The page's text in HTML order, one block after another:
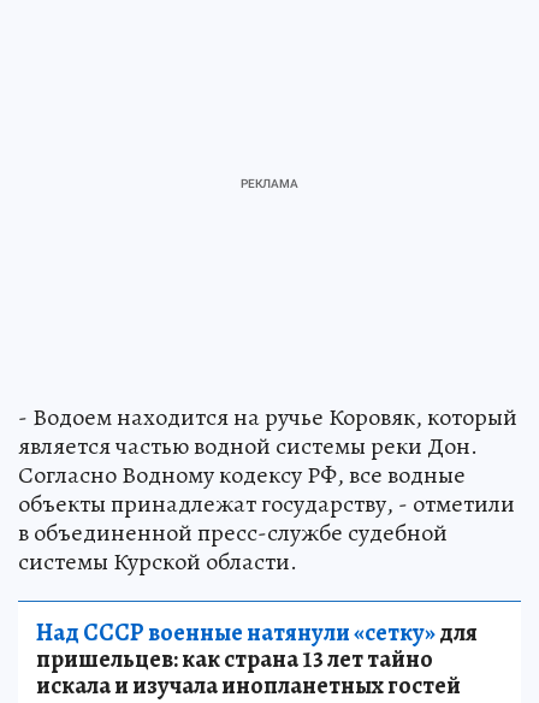
- Водоем находится на ручье Коровяк, который
является частью водной системы реки Дон.
Согласно Водному кодексу РФ, все водные
объекты принадлежат государству, - отметили
в объединенной пресс-службе судебной
системы Курской области.
Над СССР военные натянули «сетку»для
пришельцев: как страна 13 лет тайно
искала и изучала инопланетных гостей